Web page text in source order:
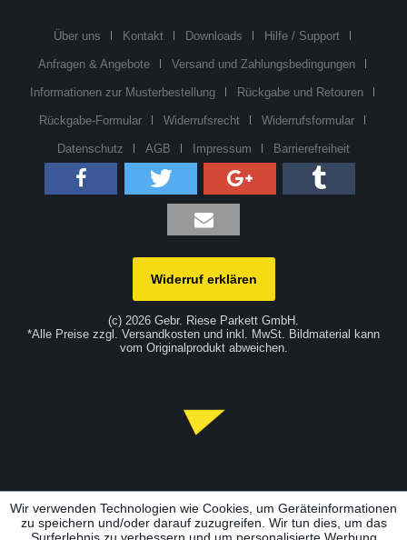
Über uns Kontakt Downloads Hilfe / Support
Anfragen & Angebote Versand und Zahlungsbedingungen
Informationen zur Musterbestellung Rückgabe und Retouren
Rückgabe-Formular Widerrufsrecht Widerrufsformular
Datenschutz AGB Impressum Barrierefreiheit
Widerruf erklären
(c) 2026 Gebr. Riese Parkett GmbH.
*Alle Preise zzgl. Versandkosten und inkl. MwSt. Bildmaterial kann
vom Originalprodukt abweichen.
Wir verwenden Technologien wie Cookies, um Geräteinformationen
zu speichern und/oder darauf zuzugreifen. Wir tun dies, um das